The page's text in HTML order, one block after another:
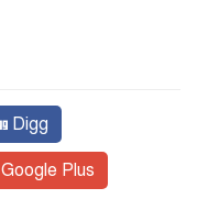
Digg
Google Plus